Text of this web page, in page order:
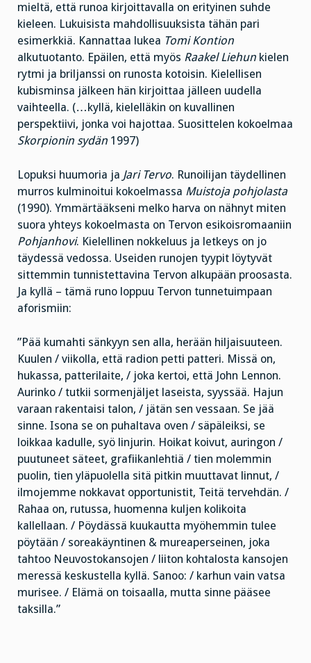
mieltä, että runoa kirjoittavalla on erityinen suhde
kieleen. Lukuisista mahdollisuuksista tähän pari
esimerkkiä. Kannattaa lukea Tomi Kontion
alkutuotanto. Epäilen, että myös Raakel Liehun kielen
rytmi ja briljanssi on runosta kotoisin. Kielellisen
kubisminsa jälkeen hän kirjoittaa jälleen uudella
vaihteella. (…kyllä, kielelläkin on kuvallinen
perspektiivi, jonka voi hajottaa. Suosittelen kokoelmaa
Skorpionin sydän 1997)
Lopuksi huumoria ja Jari Tervo. Runoilijan täydellinen
murros kulminoitui kokoelmassa Muistoja pohjolasta
(1990). Ymmärtääkseni melko harva on nähnyt miten
suora yhteys kokoelmasta on Tervon esikoisromaaniin
Pohjanhovi. Kielellinen nokkeluus ja letkeys on jo
täydessä vedossa. Useiden runojen tyypit löytyvät
sittemmin tunnistettavina Tervon alkupään proosasta.
Ja kyllä – tämä runo loppuu Tervon tunnetuimpaan
aforismiin:
”Pää kumahti sänkyyn sen alla, herään hiljaisuuteen.
Kuulen / viikolla, että radion petti patteri. Missä on,
hukassa, patterilaite, / joka kertoi, että John Lennon.
Aurinko / tutkii sormenjäljet laseista, syyssää. Hajun
varaan rakentaisi talon, / jätän sen vessaan. Se jää
sinne. Isona se on puhaltava oven / säpäleiksi, se
loikkaa kadulle, syö linjurin. Hoikat koivut, auringon /
puutuneet säteet, grafiikanlehtiä / tien molemmin
puolin, tien yläpuolella sitä pitkin muuttavat linnut, /
ilmojemme nokkavat opportunistit, Teitä tervehdän. /
Rahaa on, rutussa, huomenna kuljen kolikoita
kallellaan. / Pöydässä kuukautta myöhemmin tulee
pöytään / soreakäyntinen & mureaperseinen, joka
tahtoo Neuvostokansojen / liiton kohtalosta kansojen
meressä keskustella kyllä. Sanoo: / karhun vain vatsa
murisee. / Elämä on toisaalla, mutta sinne pääsee
taksilla.”